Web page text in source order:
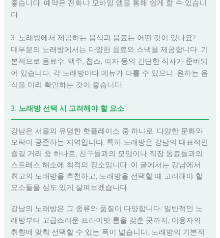
좋습니다. 예약은 전화나 모바일 앱을 통해 쉽게 할 수 있습니
다.
3. 노래방에서 제공하는 음식과 음료는 어떤 것이 있나요?
대부분의 노래방에서는 다양한 음료와 스낵을 제공합니다. 기
본적으로 음료수, 맥주, 칩스, 피자 등의 간단한 식사가 준비되
어 있습니다. 각 노래방마다 메뉴가 다를 수 있으니, 원하는 음
식을 미리 확인하는 것이 좋습니다.
3. 노래방 선택 시 고려해야 할 요소
강남은 서울의 유명한 핫플레이스 중 하나로, 다양한 문화와
오락이 공존하는 지역입니다. 특히 노래방은 강남의 대표적인
즐길 거리 중 하나로, 친구들과의 모임이나 직장 동료들과의
스트레스 해소에 최적의 장소입니다. 이 글에서는 강남에서
최고의 노래방을 추천하고, 노래방을 선택할 때 고려해야 할
요소들을 심도 있게 살펴보겠습니다.
강남의 노래방은 그 종류와 품질이 다양합니다. 일반적인 노
래방부터 고급스러운 프라이빗 룸을 갖춘 곳까지, 이용자의
취향에 맞춰 선택할 수 있는 폭이 넓습니다. 노래방의 기본적